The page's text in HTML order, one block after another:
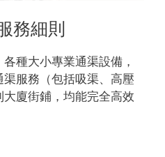
務細則
種大小專業通渠設備，
服務（包括吸渠、高壓
廈街鋪，均能完全高效